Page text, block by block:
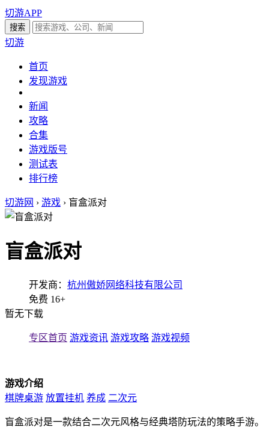
切游APP
切游
首页
发现游戏
新闻
攻略
合集
游戏版号
测试表
排行榜
切游网 › 游戏 › 盲盒派对
盲盒派对
开发商： 杭州傲娇网络科技有限公司
免费 16+
暂无下载
专区首页 游戏资讯 游戏攻略 游戏视频
游戏介绍
棋牌桌游 放置挂机 养成 二次元
盲盒派对是一款结合二次元风格与经典塔防玩法的策略手游。